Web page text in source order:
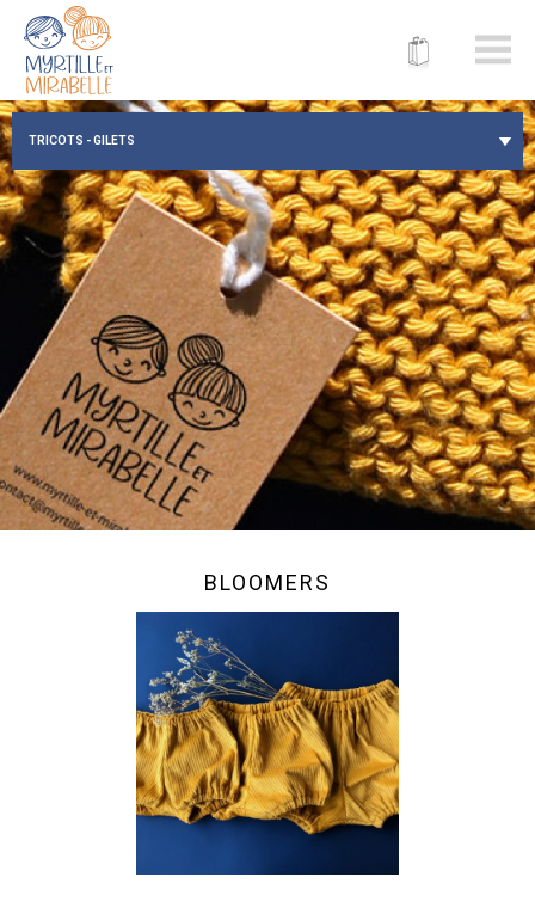
TRICOTS - GILETS
BLOOMERS